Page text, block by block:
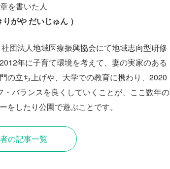
を書いた人
がや だいじゅん ）
団法人地域医療振興協会にて地域志向型研修
年に子育て環境を考えて、妻の実家のある
の立ち上げや、大学での教育に携わり、2020
バランスを良くしていくことが、ここ数年の
したり公園で遊ぶことです。
の記事一覧